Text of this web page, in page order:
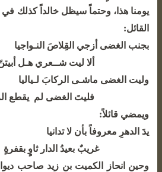
يومنا هذا، وحتماً سيظل خالداً كذلك
القائل:
بجنب الغضى أزجي القِلاصَ النـواجيا
ألا ليت شــعري هـل أبيتنّ
وليت الغضى ماشـى الركابَ لـياليا
فليتَ الغضى لم يقطع
ويمضي قائلاً:
يدَ الدهرِ معروفاً بأن لا تدانيا
غريبٌ بعيدُ الدار ثاوٍ بقفرةٍ
وحين انحاز الكميت بن زيد صاحب